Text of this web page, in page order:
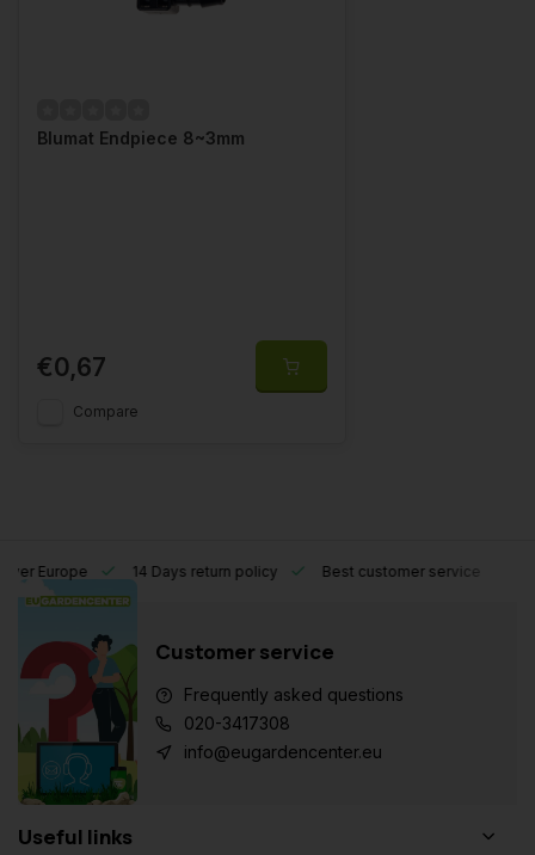
Blumat Endpiece 8~3mm
€0,67
Compare
Europe 14 Days return policy Best customer service
Customer service
Frequently asked questions
020-3417308
info@eugardencenter.eu
Useful links